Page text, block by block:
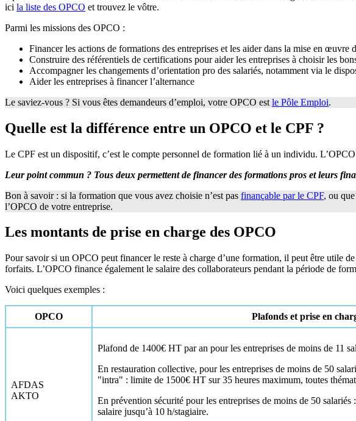
ici la liste des OPCO et trouvez le vôtre.
Parmi les missions des OPCO :
Financer les actions de formations des entreprises et les aider dans la mise en
Construire des référentiels de certifications pour aider les entreprises à choisir les
Accompagner les changements d’orientation pro des salariés, notamment via le
Aider les entreprises à financer l’alternance
Le saviez-vous ? Si vous êtes demandeurs d’emploi, votre OPCO est le Pôle Emploi.
Quelle est la différence entre un OPCO et le CPF ?
Le CPF est un dispositif, c’est le compte personnel de formation lié à un individu.
Leur point commun ? Tous deux permettent de financer des formations pros et leurs
Bon à savoir : si la formation que vous avez choisie n’est pas finançable par le CPF, ou
l’OPCO de votre entreprise.
Les montants de prise en charge des OPCO
Pour savoir si un OPCO peut financer le reste à charge d’une formation, il peut être utile
forfaits. L’OPCO finance également le salaire des collaborateurs pendant la période de
Voici quelques exemples :
OPCO Plafonds et prise en
AFDAS
AKTO
Plafond de 1400€ HT par an pour les entreprises de moins de 11
En restauration collective, pour les entreprises de moins de 50
"intra" : limite de 1500€ HT sur 35 heures maximum, toutes
En prévention sécurité pour les entreprises de moins de 50
salaire jusqu’à 10 h/stagiaire.